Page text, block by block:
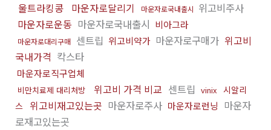
울트라킹콩 마운자로달리기 마운자로국내출시 위고비주사
마운자로운동 마운자로국내출시 비아그라
마운자로대리구매 센트립 위고비약가 마운자로구매가 위고비
국내가격 칵스타
마운자로직구업체
비만치료제 대리처방 위고비 가격 비교 센트립 vinix 시알리
스 위고비재고있는곳 마운자로주사 마운자로런닝
마운자
로재고있는곳